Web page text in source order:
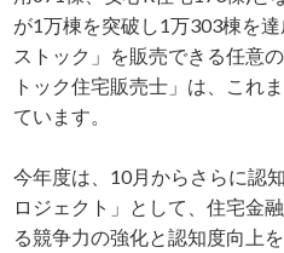
が1万棟を突破し1万303棟を
ストック」を販売できる任意
トック住宅販売士」は、これ
ています。
今年度は、10月からさらに認
ロジェクト」として、住宅金
る競争力の強化と認知度向上